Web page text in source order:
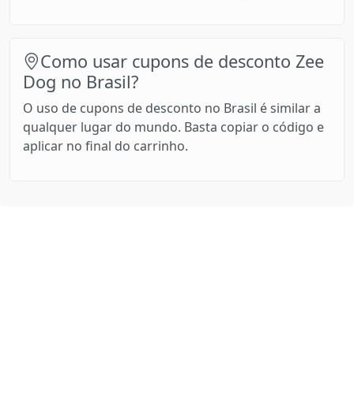
Como usar cupons de desconto Zee
Dog no Brasil?
O uso de cupons de desconto no Brasil é similar a
qualquer lugar do mundo. Basta copiar o código e
aplicar no final do carrinho.